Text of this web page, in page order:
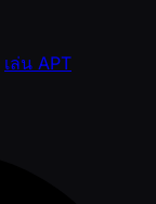
เล่น APT